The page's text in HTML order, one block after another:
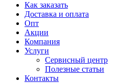
Как заказать
Доставка и оплата
Опт
Акции
Компания
Услуги
Сервисный центр
Полезные статьи
Контакты